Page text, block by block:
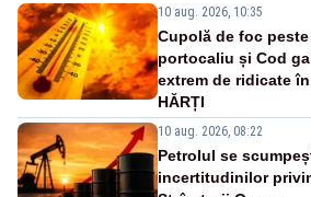
10 aug. 2026, 10:35
Cupolă de foc
portocaliu și Cod
extrem de ridicate
HĂRȚI
10 aug. 2026, 08:22
Petrolul se
incertitudinilor